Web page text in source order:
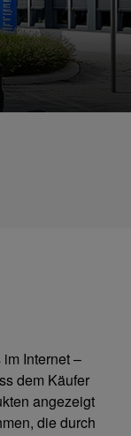
Internet –
dem Käufer
angezeigt
die durch